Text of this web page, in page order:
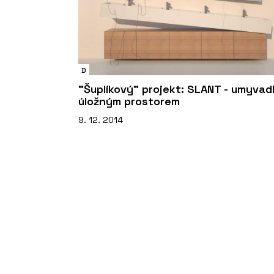
D
"Šuplíkový" projekt: SLANT -
úložným prostorem
9. 12. 2014